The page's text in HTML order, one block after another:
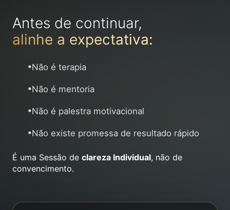
Antes de continuar,
alinhe a expectativa:
•Não é terapia
•Não é mentoria
•Não é palestra motivacional
•Não existe promessa de resultado rápido
É uma Sessão de clareza Individual, não de
convencimento.